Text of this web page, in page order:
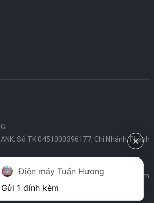
Số TK 0451000396177, Chi Nhánh Thành
- Ba Đình - Hà Nội
- Email:diengiadungtuanhuong@gmail.com
Điện máy Tuấn Hương
Gửi 1 đính kèm